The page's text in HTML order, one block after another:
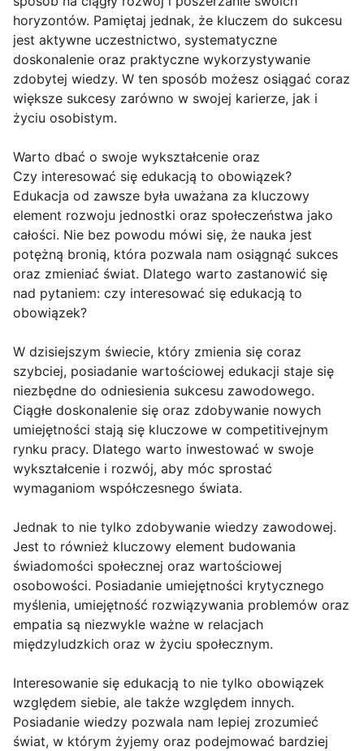
horyzontów. Pamiętaj jednak, że kluczem do sukcesu
jest aktywne uczestnictwo, systematyczne
doskonalenie oraz praktyczne wykorzystywanie
zdobytej wiedzy. W ten sposób możesz osiągać coraz
większe sukcesy zarówno w swojej karierze, jak i
życiu osobistym.
Warto dbać o swoje wykształcenie oraz
Czy interesować się edukacją to obowiązek?
Edukacja od zawsze była uważana za kluczowy
element rozwoju jednostki oraz społeczeństwa jako
całości. Nie bez powodu mówi się, że nauka jest
potężną bronią, która pozwala nam osiągnąć sukces
oraz zmieniać świat. Dlatego warto zastanowić się
nad pytaniem: czy interesować się edukacją to
obowiązek?
W dzisiejszym świecie, który zmienia się coraz
szybciej, posiadanie wartościowej edukacji staje się
niezbędne do odniesienia sukcesu zawodowego.
Ciągłe doskonalenie się oraz zdobywanie nowych
umiejętności stają się kluczowe w competitivejnym
rynku pracy. Dlatego warto inwestować w swoje
wykształcenie i rozwój, aby móc sprostać
wymaganiom współczesnego świata.
Jednak to nie tylko zdobywanie wiedzy zawodowej.
Jest to również kluczowy element budowania
świadomości społecznej oraz wartościowej
osobowości. Posiadanie umiejętności krytycznego
myślenia, umiejętność rozwiązywania problemów oraz
empatia są niezwykle ważne w relacjach
międzyludzkich oraz w życiu społecznym.
Interesowanie się edukacją to nie tylko obowiązek
względem siebie, ale także względem innych.
Posiadanie wiedzy pozwala nam lepiej zrozumieć
świat, w którym żyjemy oraz podejmować bardziej